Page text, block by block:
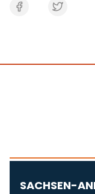
SACHSEN-